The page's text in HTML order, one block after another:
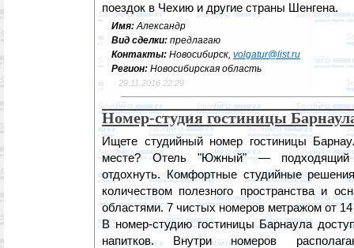
поездок в Чехию и другие страны Шенгена.
Имя:Александр
Вид сделки: предлагаю
Контакты: Новосибирск, volgatur@list.ru
Регион: Новосибирская область
29.11.2016 22:29
Номер-студия гостиницы
Ищете студийный номер гостиницы
месте? Отель "Южный" — подходящий
отдохнуть. Комфортные студийные
количеством полезного пространства и
областями. 7 чистых номеров метражом от
В номер-студию гостиницы Барнаула
напитков. Внутри номеров